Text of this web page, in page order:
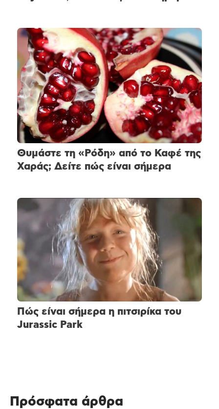
Θυμάστε τη «Ρόδη» από το Καφέ της
Χαράς; Δείτε πώς είναι σήμερα
Πώς είναι σήμερα η πιτσιρίκα του
Jurassic Park
Πρόσφατα άρθρα